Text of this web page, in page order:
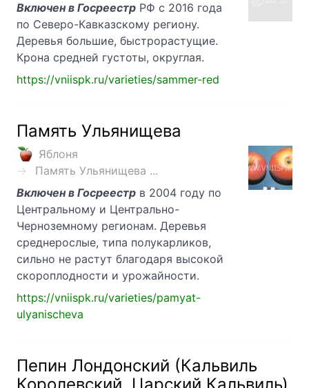
Включен в Госреестр РФ с 2016 года
по Северо-Кавказскому региону.
Деревья большие, быстрорастущие.
Крона средней густоты, округлая.
https://vniispk.ru/varieties/sammer-red
Память Ульянищева
Яблоня
Память Ульянищева ...
Включен в Госреестр в 2004 году по
Центральному и Центрально-
Черноземному регионам. Деревья
среднерослые, типа полукарликов,
сильно не растут благодаря высокой
скороплодности и урожайности.
https://vniispk.ru/varieties/pamyat-
ulyanischeva
Пепин Лондонский (Кальвиль